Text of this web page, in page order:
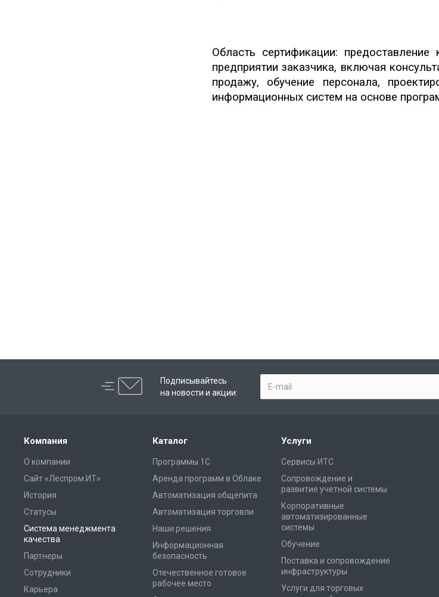
Область сертификации:
предприятии заказчика, включая
продажу, обучение персонала,
информационных систем на основе
Подписывайтесь
на новости и акции:
Компания
О компании
Сайт «Леспром.ИТ»
История
Статусы
Система менеджмента
качества
Партнеры
Сотрудники
Карьера
Каталог
Программы 1С
Аренда программ в Облаке
Автоматизация общепита
Автоматизация торговли
Наши решения
Информационная
безопасность
Отечественное готовое
рабочее место
Услуги
Сервисы ИТС
Сопровождение и
развитие учетной системы
Корпоративные
автоматизированные
системы
Обучение
Поставка и сопровождение
инфраструктуры
Услуги для торговых